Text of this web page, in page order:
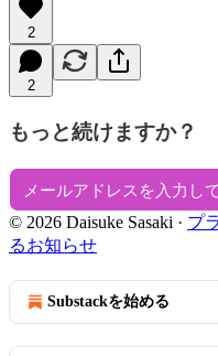
2
2
もっと続けますか？
© 2026 Daisuke Sasaki · プ
るお知らせ
Substackを始める